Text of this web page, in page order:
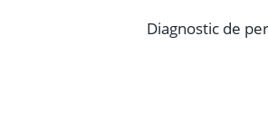
Diagnostic de